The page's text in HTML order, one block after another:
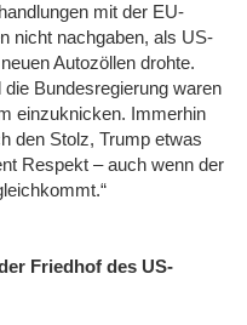
mit der EU-
nicht nachgaben, als US-
Autozöllen drohte.
Bundesregierung waren
einzuknicken. Immerhin
den Stolz, Trump etwas
Respekt – auch wenn der
Friedhof des US-